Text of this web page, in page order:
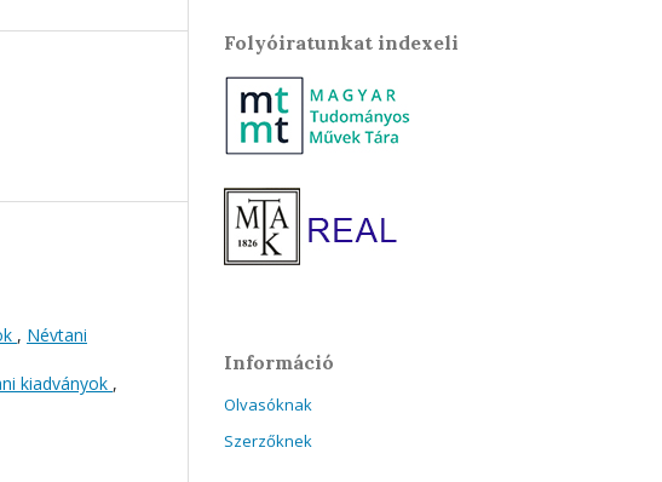
, Névtani
kiadványok ,
Folyóiratunkat indexeli
Információ
Olvasóknak
Szerzőknek